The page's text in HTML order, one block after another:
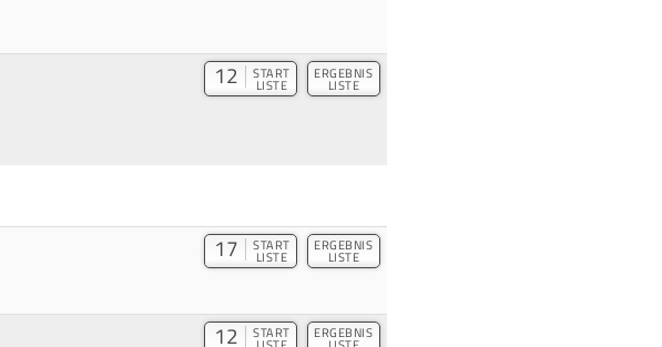
12 START
LISTE
ERGEBNIS
LISTE
17 START
LISTE
ERGEBNIS
LISTE
12 START ERGEBNIS